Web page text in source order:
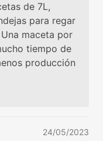
de 7L,
para regar
maceta por
tiempo de
producción
24/05/2023